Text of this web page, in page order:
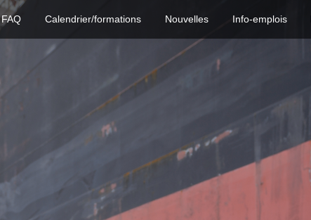
FAQ Calendrier/formations Nouvelles Info-emplois